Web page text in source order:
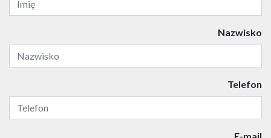
Nazwisko
Telefon
E-mail